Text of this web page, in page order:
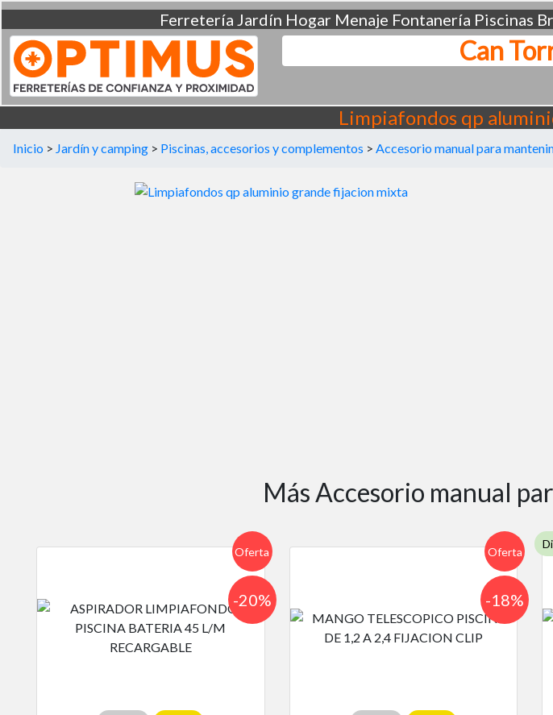
Ferretería Jardín Hogar Menaje Fontanería Piscinas
Can
Limpiafondos qp
Inicio > Jardín y camping > Piscinas, accesorios y complementos > Accesorio manual para
Más Accesorio manual
Oferta
-20%
Oferta
-18%